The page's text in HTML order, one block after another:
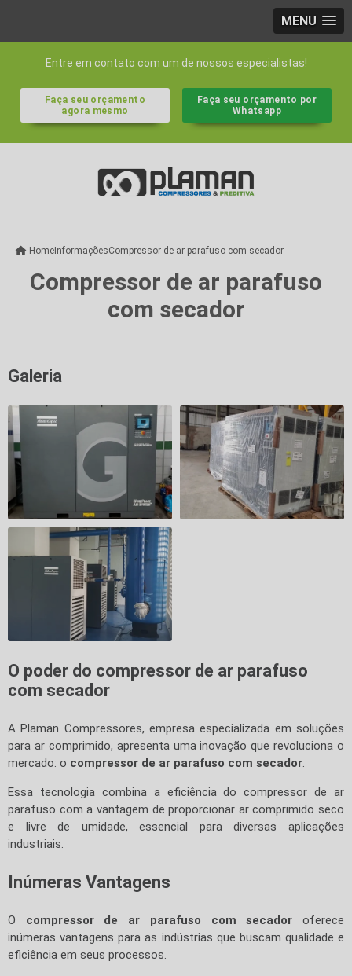
MENU
Entre em contato com um de nossos especialistas!
Faça seu orçamento
agora mesmo
Faça seu orçamento por
Whatsapp
Home InformaçõesCompressor de ar parafuso com secador
Compressor de ar parafuso
com secador
Galeria
O poder do compressor de ar parafuso
com secador
A Plaman Compressores, empresa especializada em soluções
para ar comprimido, apresenta uma inovação que revoluciona o
mercado: o compressor de ar parafuso com secador.
Essa tecnologia combina a eficiência do compressor de ar
parafuso com a vantagem de proporcionar ar comprimido seco
e livre de umidade, essencial para diversas aplicações
industriais.
Inúmeras Vantagens
O compressor de ar parafuso com secador oferece
inúmeras vantagens para as indústrias que buscam qualidade e
eficiência em seus processos.